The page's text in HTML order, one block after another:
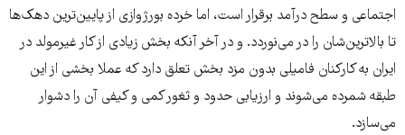
اجتماعی و سطح درآمد برقرار است، اما خرده بورژوازی از پایین‌ترین دهک‌ها
تا بالاترین‌شان را در می‌نوردد. و در آخر آنکه بخش زیادی از کار غیرمولد در
ایران به کارکنان فامیلی بدون مزد بخش تعلق دارد که عملا بخشی از این
طبقه شمرده می‌شوند و ارزیابی حدود و ثغور کمی و کیفی آن را دشوار
می‌سازد.